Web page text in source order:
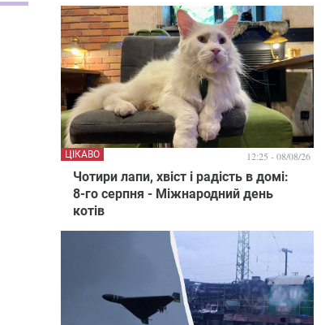
Чотири лапи, хвіст і радість в домі:
8-го серпня - Міжнародний день
котів
ЦІКАВО 12:25 - 08/08/26